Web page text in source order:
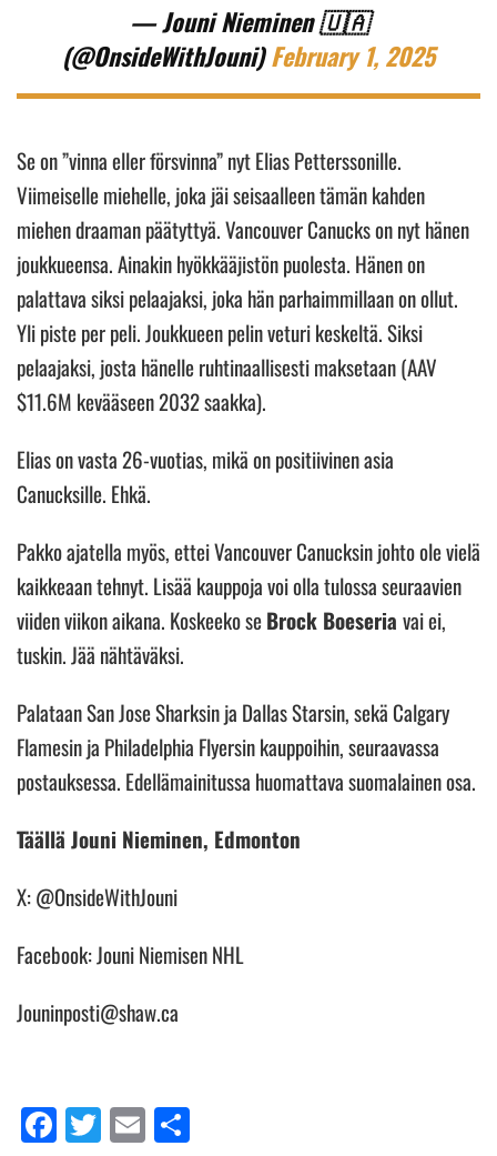
— Jouni Nieminen 🇺🇦
(@OnsideWithJouni)February 1, 2025
Se on ”vinna eller försvinna” nyt Elias Petterssonille.
Viimeiselle miehelle, joka jäi seisaalleen tämän kahden
miehen draaman päätyttyä. Vancouver Canucks on nyt hänen
joukkueensa. Ainakin hyökkääjistön puolesta. Hänen on
palattava siksi pelaajaksi, joka hän parhaimmillaan on ollut.
Yli piste per peli. Joukkueen pelin veturi keskeltä. Siksi
pelaajaksi, josta hänelle ruhtinaallisesti maksetaan (AAV
$11.6M kevääseen 2032 saakka).
Elias on vasta 26-vuotias, mikä on positiivinen asia
Canucksille. Ehkä.
Pakko ajatella myös, ettei Vancouver Canucksin johto ole vielä
kaikkeaan tehnyt. Lisää kauppoja voi olla tulossa seuraavien
viiden viikon aikana. Koskeeko seBrock Boeseria vai ei,
tuskin. Jää nähtäväksi.
Palataan San Jose Sharksin ja Dallas Starsin, sekä Calgary
Flamesin ja Philadelphia Flyersin kauppoihin, seuraavassa
postauksessa. Edellämainitussa huomattava suomalainen osa.
Täällä Jouni Nieminen, Edmonton
X: @OnsideWithJouni
Facebook: Jouni Niemisen NHL
Jouninposti@shaw.ca
Facebook
Twitter
Email